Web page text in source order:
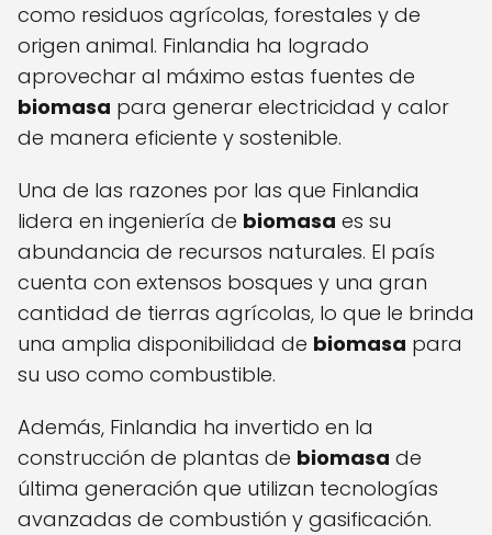
como residuos agrícolas, forestales y de
origen animal. Finlandia ha logrado
aprovechar al máximo estas fuentes de
biomasa para generar electricidad y calor
de manera eficiente y sostenible.
Una de las razones por las que Finlandia
lidera en ingeniería de biomasa es su
abundancia de recursos naturales. El país
cuenta con extensos bosques y una gran
cantidad de tierras agrícolas, lo que le brinda
una amplia disponibilidad de biomasa para
su uso como combustible.
Además, Finlandia ha invertido en la
construcción de plantas de biomasa de
última generación que utilizan tecnologías
avanzadas de combustión y gasificación.